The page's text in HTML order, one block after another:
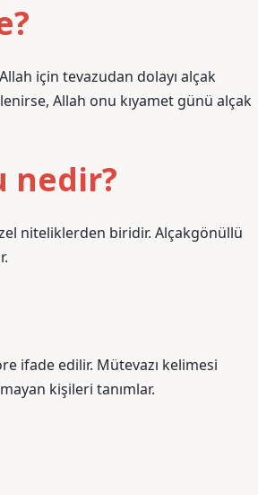
için tevazudan dolayı alçak
Allah onu kıyamet günü alçak
nedir?
niteliklerden biridir. Alçakgönüllü
ifade edilir. Mütevazı kelimesi
kişileri tanımlar.